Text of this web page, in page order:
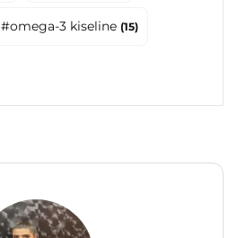
#omega-3 kiseline (15)